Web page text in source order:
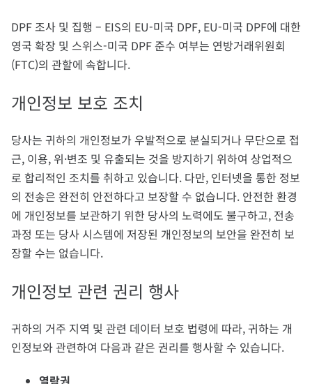
DPF 조사 및 집행 – EIS의 EU-미국 DPF, EU-미국 DPF에 대한
영국 확장 및 스위스-미국 DPF 준수 여부는 연방거래위원회
(FTC)의 관할에 속합니다.
개인정보 보호 조치
당사는 귀하의 개인정보가 우발적으로 분실되거나 무단으로 접
근, 이용, 위·변조 및 유출되는 것을 방지하기 위하여 상업적으
로 합리적인 조치를 취하고 있습니다. 다만, 인터넷을 통한 정보
의 전송은 완전히 안전하다고 보장할 수 없습니다. 안전한 환경
에 개인정보를 보관하기 위한 당사의 노력에도 불구하고, 전송
과정 또는 당사 시스템에 저장된 개인정보의 보안을 완전히 보
장할 수는 없습니다.
개인정보 관련 권리 행사
귀하의 거주 지역 및 관련 데이터 보호 법령에 따라, 귀하는 개
인정보와 관련하여 다음과 같은 권리를 행사할 수 있습니다.
열람권